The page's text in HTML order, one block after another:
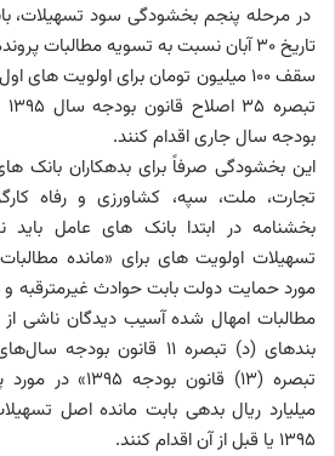
در مرحله پنجم بخشودگی سود تسهیلات،
تاریخ 30 آبان نسبت به تسویه مطالبات
سقف 100 میلیون تومان برای اولویت
بودجه سال جاری اقدام کنند.
این بخشودگی صرفاً برای بدهکاران بانک
تجارت، ملت، سپه، کشاورزی و رفاه
بخشنامه در ابتدا بانک های عامل
تسهیلات اولویت های برای «مانده
مورد حمایت دولت بابت حوادث غیرمترقبه
مطالبات امهال شده آسیب دیدگان ناشی
تبصره (13) قانون
میلیارد ریال بدهی بابت مانده اصل
1395 یا قبل از آن اقدام کنند.